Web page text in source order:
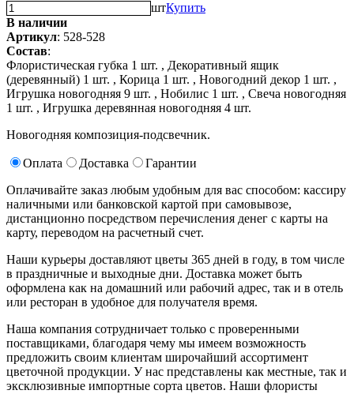
штКупить
В наличии
Артикул: 528-528
Состав:
Флористическая губка 1 шт. , Декоративный ящик
(деревянный) 1 шт. , Корица 1 шт. , Новогодний декор 1 шт. ,
Игрушка новогодняя 9 шт. , Нобилис 1 шт. , Свеча новогодняя
1 шт. , Игрушка деревянная новогодняя 4 шт.
Новогодняя композиция-подсвечник.
Оплата Доставка
Гарантии
Оплачивайте заказ любым удобным для вас способом: кассиру
наличными или банковской картой при самовывозе,
дистанционно посредством перечисления денег с карты на
карту, переводом на расчетный счет.
Наши курьеры доставляют цветы 365 дней в году, в том числе
в праздничные и выходные дни. Доставка может быть
оформлена как на домашний или рабочий адрес, так и в отель
или ресторан в удобное для получателя время.
Наша компания сотрудничает только с проверенными
поставщиками, благодаря чему мы имеем возможность
предложить своим клиентам широчайший ассортимент
цветочной продукции. У нас представлены как местные, так и
эксклюзивные импортные сорта цветов. Наши флористы